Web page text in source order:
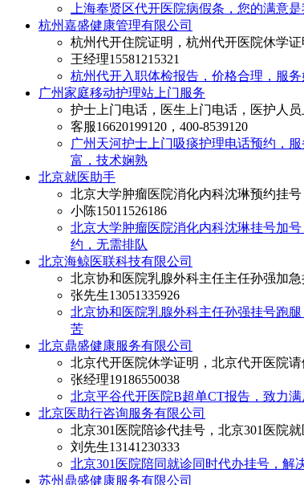
上海奉贤区代开医院病假条，您的满意
杭州嘉盛健康管理有限公司
杭州代开住院证明，杭州代开医院休学
王经理15581215321
杭州代开入职体检报告，价格合理，服务
广州家庭移动护理站上门服务
护士上门电话，医生上门电话，医护人
客服16620199120，400-8539120
广州天河护士上门吸痰护理电话预约，
富，技术娴熟
北京就医助手
北京大学肿瘤医院消化内科沈琳预约挂
小陈15011526186
北京大学肿瘤医院消化内科沈琳挂号加
约，无需排队
北京海鲸医联科技有限公司
北京协和医院乳腺外科主任主任孙强加
张先生13051335926
北京协和医院乳腺外科主任孙强挂号跑
苦
北京鼎盛健康服务有限公司
北京代开医院休学证明，北京代开医院
张经理19186550038
北京平谷代开医院B超单CT报告，致力
北京医助行咨询服务有限公司
北京301医院陪诊代挂号，北京301医院
刘先生13141230333
北京301医院陪同就诊同时代办挂号，解
苏州鼎盛健康服务有限公司